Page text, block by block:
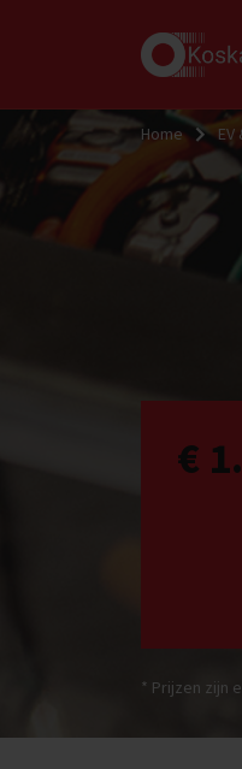
Home
€
* Prijzen zijn